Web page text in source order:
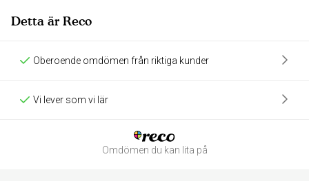
Detta är Reco
Oberoende omdömen från riktiga kunder
Vi lever som vi lär
Omdömen du kan lita på